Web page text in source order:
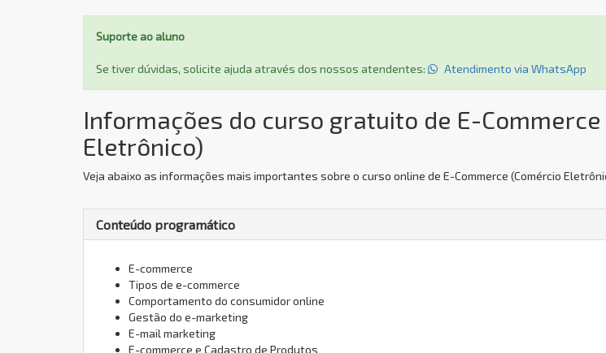
Suporte ao aluno
Se tiver dúvidas, solicite ajuda através dos nossos atendentes: Atendimento via WhatsApp
Informações do curso gratuito de E-Commerce
Eletrônico)
Veja abaixo as informações mais importantes sobre o curso online de E-Commerce (Comércio
Conteúdo programático
E-commerce
Tipos de e-commerce
Comportamento do consumidor online
Gestão do e-marketing
E-mail marketing
E-commerce e Cadastro de Produtos